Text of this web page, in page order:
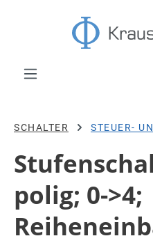
Zum Hauptinhalt springen
SCHALTER STEUER-
polig; 0->4;